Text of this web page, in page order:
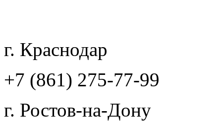
г. Краснодар
+7 (861) 275-77-99
г. Ростов-на-Дону